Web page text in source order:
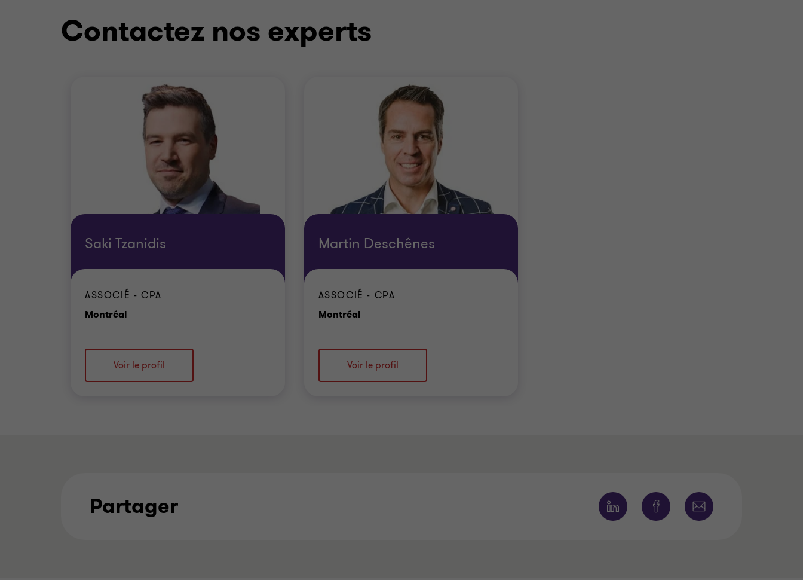
Contactez nos experts
Saki Tzanidis
ASSOCIÉ - CPA
Montréal
Voir le profil
Martin Deschênes
ASSOCIÉ - CPA
MontréalBureau
Voir le profil
Partager